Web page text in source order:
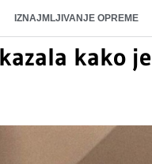
IZNAJMLJIVANJE OPREME
kako je